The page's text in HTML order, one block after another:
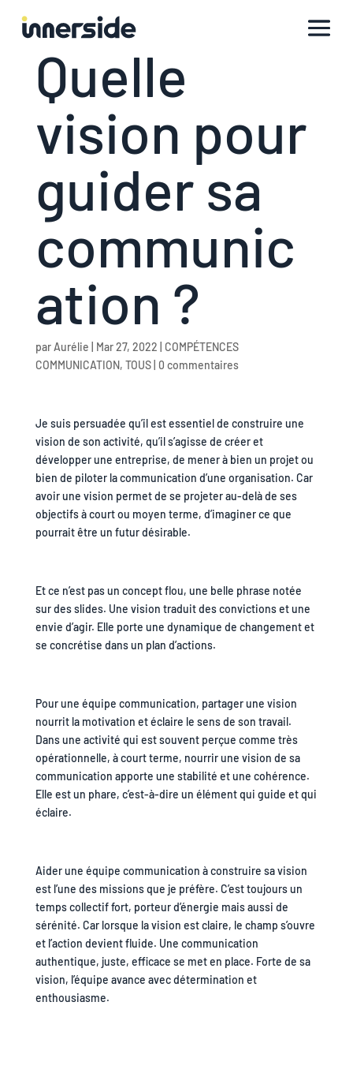
Quelle
vision pour
guider sa
communic
ation ?
parAurélie Mar 27, 2022
COMPÉTENCES
COMMUNICATION, TOUS| 0 commentaires
Je suis persuadée qu’il est essentiel de construire une
vision de son activité, qu’il s’agisse de créer et
développer une entreprise, de mener à bien un projet ou
bien de piloter la communication d’une organisation. Car
avoir une vision permet de se projeter au-delà de ses
objectifs à court ou moyen terme, d’imaginer ce que
pourrait être un futur désirable.
Et ce n’est pas un concept flou, une belle phrase notée
sur des slides. Une vision traduit des convictions et une
envie d’agir. Elle porte une dynamique de changement et
se concrétise dans un plan d’actions.
Pour une équipe communication, partager une vision
nourrit la motivation et éclaire le sens de son travail.
Dans une activité qui est souvent perçue comme très
opérationnelle, à court terme, nourrir une vision de sa
communication apporte une stabilité et une cohérence.
Elle est un phare, c’est-à-dire un élément qui guide et qui
éclaire.
Aider une équipe communication à construire sa vision
est l’une des missions que je préfère. C’est toujours un
temps collectif fort, porteur d’énergie mais aussi de
sérénité. Car lorsque la vision est claire, le champ s’ouvre
et l’action devient fluide. Une communication
authentique, juste, efficace se met en place. Forte de sa
vision, l’équipe avance avec détermination et
enthousiasme.